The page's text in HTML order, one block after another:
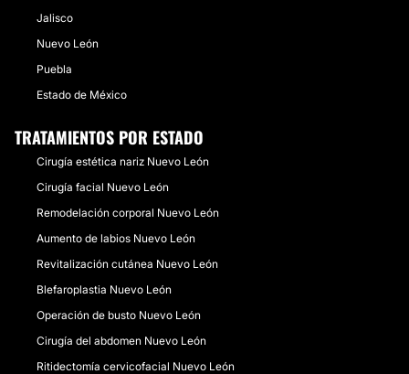
Jalisco
Nuevo León
Puebla
Estado de México
TRATAMIENTOS POR ESTADO
Cirugía estética nariz Nuevo León
Cirugía facial Nuevo León
Remodelación corporal Nuevo León
Aumento de labios Nuevo León
Revitalización cutánea Nuevo León
Blefaroplastia Nuevo León
Operación de busto Nuevo León
Cirugía del abdomen Nuevo León
Ritidectomía cervicofacial Nuevo León